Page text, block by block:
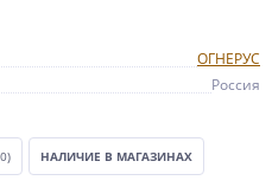
ОГНЕРУС
Россия
НАЛИЧИЕ В МАГАЗИНАХ